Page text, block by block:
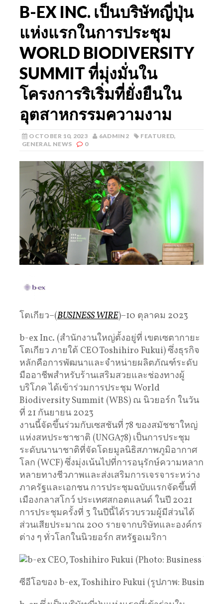
B-EX INC. เป็นบริษัทญี่ปุ่น
แห่งแรกในการประชุม
WORLD BIODIVERSITY
SUMMIT ที่มุ่งมั่นใน
โครงการริเริ่มที่ยั่งยืนใน
อุตสาหกรรมความงาม
OCTOBER 10, 2023 6ADMIN2 FEATURED,
GENERAL NEWS
0
โตเกียว–(BUSINESS WIRE)–10 ตุลาคม 2023
b-ex Inc. (สำนักงานใหญ่ตั้งอยู่ที่ เขตเซตากายะ
โตเกียว ภายใต้ CEO Toshihiro Fukui) ซึ่งธุรกิจ
หลักคือการพัฒนาและจำหน่ายผลิตภัณฑ์ระดับ
มืออาชีพสำหรับร้านเสริมสวยและช่องทางผู้
บริโภค ได้เข้าร่วมการประชุม World
Biodiversity Summit (WBS) ณ นิวยอร์ก ในวัน
ที่ 21 กันยายน 2023
งานนี้จัดขึ้นร่วมกับเซสชันที่ 78 ของสมัชชาใหญ่
แห่งสหประชาชาติ (UNGA78) เป็นการประชุม
ระดับนานาชาติที่จัดโดยมูลนิธิสภาพภูมิอากาศ
โลก (WCF) ซึ่งมุ่งเน้นไปที่การอนุรักษ์ความหลาก
หลายทางชีวภาพและส่งเสริมการเจรจาระหว่าง
ภาครัฐและเอกชน การประชุมฉบับแรกจัดขึ้นที่
เมืองกลาสโกว์ ประเทศสกอตแลนด์ ในปี 2021
การประชุมครั้งที่ 3 ในปีนี้ได้รวบรวมผู้มีส่วนได้
ส่วนเสียประมาณ 200 รายจากบริษัทและองค์กร
ต่าง ๆ ทั่วโลกในนิวยอร์ก สหรัฐอเมริกา
ซีอีโอของ b-ex, Toshihiro Fukui (รูปภาพ: Business